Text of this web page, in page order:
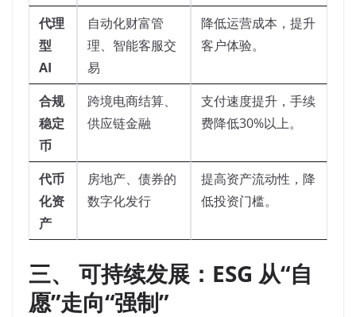
代理
型
AI
自动化财富管
理、智能客服交
易
降低运营成本，提升
客户体验。
合规
稳定
币
跨境电商结算、
供应链金融
支付速度提升，手续
费降低30%以上。
代币
化资
产
房地产、债券的
数字化发行
提高资产流动性，降
低投资门槛。
三、 可持续发展：ESG 从“自
愿”走向“强制”